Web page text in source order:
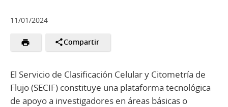
11/01/2024
Compartir
El Servicio de Clasificación Celular y Citometría de
Flujo (SECIF) constituye una plataforma tecnológica
de apoyo a investigadores en áreas básicas o